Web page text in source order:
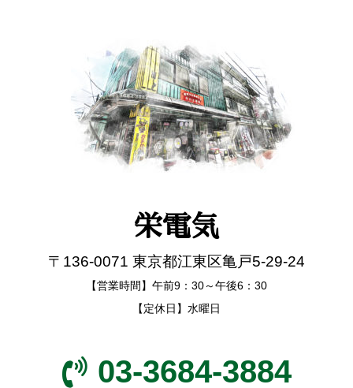
栄電気
〒136-0071 東京都江東区亀戸5-29-24
【営業時間】午前9：30～午後6：30
【定休日】水曜日
03-3684-3884